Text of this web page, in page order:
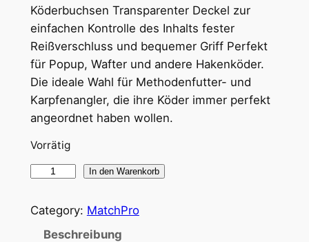
Köderbuchsen Transparenter Deckel zur
einfachen Kontrolle des Inhalts fester
Reißverschluss und bequemer Griff Perfekt
für Popup, Wafter und andere Hakenköder.
Die ideale Wahl für Methodenfutter- und
Karpfenangler, die ihre Köder immer perfekt
angeordnet haben wollen.
Vorrätig
t
In den Warenkorb
Category: MatchPro
Beschreibung